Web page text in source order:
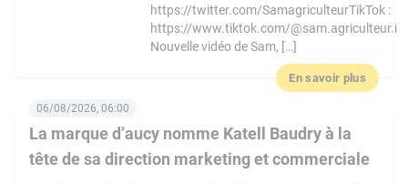
https://twitter.com/SamagriculteurTikTok :
https://www.tiktok.com/@sam.agriculteur.i
Nouvelle vidéo de Sam, […]
En savoir plus
La marque d’aucy nomme Katell Baudry à la
tête de sa direction marketing et commerciale
06/08/2026, 06:00